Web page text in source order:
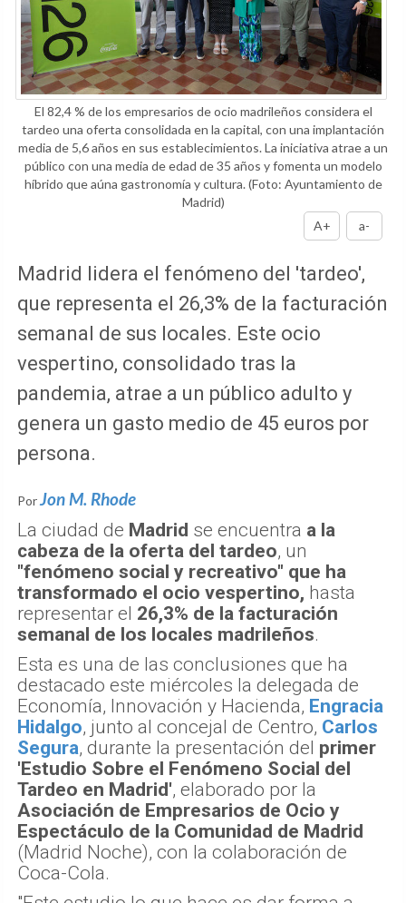
El 82,4 % de los empresarios de ocio madrileños considera el
tardeo una oferta consolidada en la capital, con una implantación
media de 5,6 años en sus establecimientos. La iniciativa atrae a un
público con una media de edad de 35 años y fomenta un modelo
híbrido que aúna gastronomía y cultura.(Foto: Ayuntamiento de
Madrid)
A+
a-
Madrid lidera el fenómeno del 'tardeo',
que representa el 26,3% de la facturación
semanal de sus locales. Este ocio
vespertino, consolidado tras la
pandemia, atrae a un público adulto y
genera un gasto medio de 45 euros por
persona.
PorJon M. Rhode
La ciudad de Madrid se encuentra a la
cabeza de la oferta del tardeo, un
"fenómeno social y recreativo" que ha
transformado el ocio vespertino, hasta
representar el 26,3% de la facturación
semanal de los locales madrileños.
Esta es una de las conclusiones que ha
destacado este miércoles la delegada de
Economía, Innovación y Hacienda, Engracia
Hidalgo, junto al concejal de Centro, Carlos
Segura, durante la presentación del primer
'Estudio Sobre el Fenómeno Social del
Tardeo en Madrid', elaborado por la
Asociación de Empresarios de Ocio y
Espectáculo de la Comunidad de Madrid
(Madrid Noche), con la colaboración de
Coca-Cola.